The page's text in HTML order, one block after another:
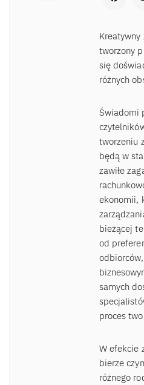
Kreatywny
tworzony
się
różnych
Świadomi
tworzeniu
będą w
zawiłe
ekonomii,
bieżącej
od
samych
proces
W efekcie
bierze
różnego